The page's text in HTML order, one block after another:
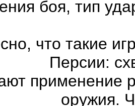
боя, тип
что такие
Персии:
оружия.